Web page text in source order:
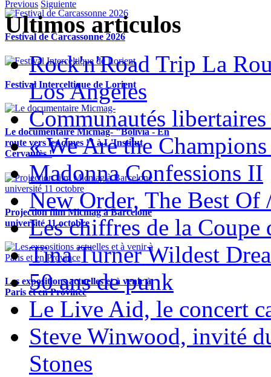
Festival de Carcassonne 2026
Festival Interceltique de Lorient
Le documentaire Micmag- "Bolivia - En
route vers les cimes !" à L'Institut
Cervantès !
Projection film Micmag à Barcelone
université 11 octobre
Les expositions actuelles et à venir à
Paris et en Province
Previous Siguiente
Ultimos articulos
Rock'n'Road Trip La
Los Angeles
Communautés libertaires
« We Are the
Madonna Confessions II
New Order, The Best Of
Les chiffres de la Coupe
Tina Turner Wildest
50 ans de punk
Le Live Aid, le concert
Steve Winwood, invité
Stones